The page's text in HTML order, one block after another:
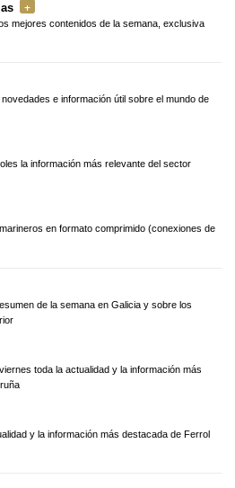
mejores contenidos de la semana, exclusiva
e información útil sobre el mundo de
la información más relevante del sector
en formato comprimido (conexiones de
de la semana en Galicia y sobre los
toda la actualidad y la información más
y la información más destacada de Ferrol